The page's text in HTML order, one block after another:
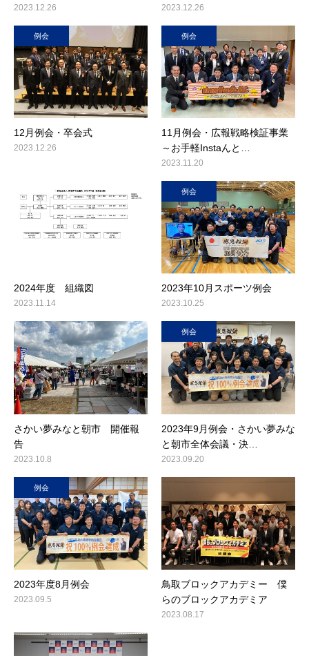
2023.12.26 2023.12.26
例会
12月例会・卒会式
2023.12.26
例会
11月例会・広報戦略検証事業
～お手軽Instaんと…
2023.11.20
2024年度 組織図
2023.11.14
例会
2023年10月スポーツ例会
2023.10.25
さかい夢みなと朝市 開催報
告
2023.10.8
例会
2023年9月例会・さかい夢みな
と朝市全体会議・決…
2023.09.20
例会
2023年度8月例会
2023.09.5
鳥取ブロックアカデミー 僕
らのブロックアカデミア
2023.08.17